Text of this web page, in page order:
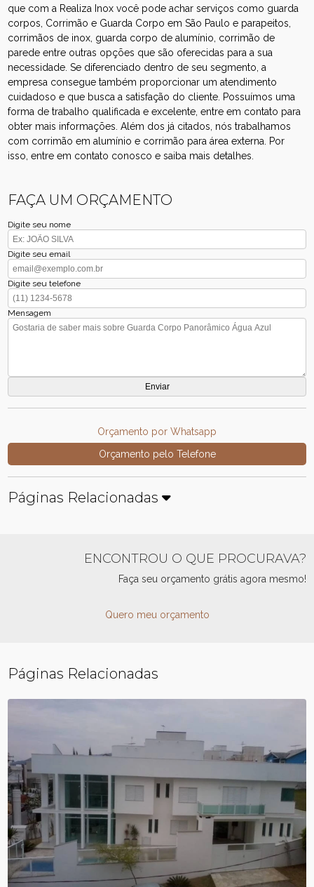
que com a Realiza Inox você pode achar serviços como guarda
corpos, Corrimão e Guarda Corpo em São Paulo e parapeitos,
corrimãos de inox, guarda corpo de alumínio, corrimão de
parede entre outras opções que são oferecidas para a sua
necessidade. Se diferenciado dentro de seu segmento, a
empresa consegue também proporcionar um atendimento
cuidadoso e que busca a satisfação do cliente. Possuímos uma
forma de trabalho qualificada e excelente, entre em contato para
obter mais informações. Além dos já citados, nós trabalhamos
com corrimão em alumínio e corrimão para área externa. Por
isso, entre em contato conosco e saiba mais detalhes.
FAÇA UM ORÇAMENTO
Digite seu nome
Digite seu email
Digite seu telefone
Mensagem
Orçamento por Whatsapp
Orçamento pelo Telefone
Páginas Relacionadas
ENCONTROU O QUE PROCURAVA?
Faça seu orçamento grátis agora mesmo!
Quero meu orçamento
Páginas Relacionadas